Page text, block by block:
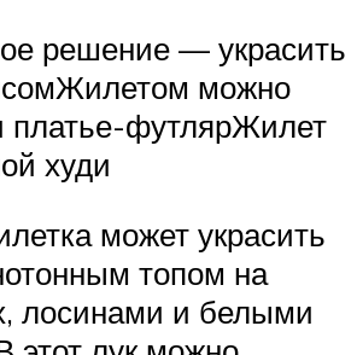
решение — украсить
можно
платье-футлярЖилет
худи
может украсить
топом на
лосинами и белыми